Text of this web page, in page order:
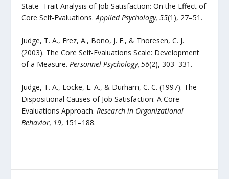
State–Trait Analysis of Job Satisfaction: On the Effect of
Core Self-Evaluations.Applied Psychology, 55(1), 27–51.
Judge, T. A., Erez, A., Bono, J. E., & Thoresen, C. J.
(2003). The Core Self-Evaluations Scale: Development
of a Measure.Personnel Psychology, 56(2), 303–331.
Judge, T. A., Locke, E. A., & Durham, C. C. (1997). The
Dispositional Causes of Job Satisfaction: A Core
Evaluations Approach.Research in Organizational
Behavior, 19, 151–188.